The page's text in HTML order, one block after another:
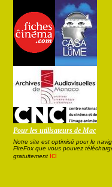
Pour les utilisateurs de Mac
Notre site est optimisé pour le
FireFox que vous pouvez
gratuitement ici